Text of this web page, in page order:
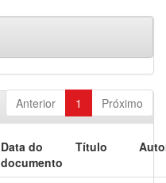
Anterior 1 Próximo
Data do
documento
Título